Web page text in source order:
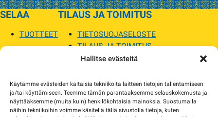
Hallitse evästeitä
Käytämme evästeiden kaltaisia tekniikoita laitteen tietojen tallentamiseen
ja/tai käyttämiseen. Teemme tämän parantaaksemme selauskokemusta ja
näyttääksemme (muita kuin) henkilökohtaisia mainoksia. Suostumalla
näihin tekniikoihin voimme käsitellä tällä sivustolla tietoja, kuten
SELAA
TUOTTEET
TILAUS JA TOIMITUS
TIETOSUOJASELOSTE
TILAUS JA TOIMITUS
TOIMITUSEHDOT
MYYMÄLÄT JA YHTEYSTIEDOT
USEIN KYSYTYT